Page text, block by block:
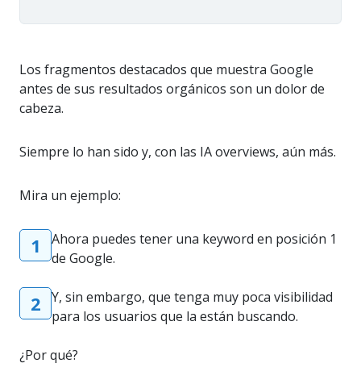
Los fragmentos destacados que muestra Google
antes de sus resultados orgánicos son un dolor de
cabeza.
Siempre lo han sido y, con las IA overviews, aún más.
Mira un ejemplo:
1
Ahora puedes tener una keyword en posición 1
de Google.
2
Y, sin embargo, que tenga muy poca visibilidad
para los usuarios que la están buscando.
¿Por qué?